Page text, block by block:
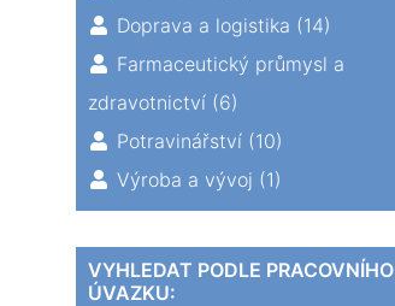
Doprava a logistika (14)
Farmaceutický průmysl a
zdravotnictví (6)
Potravinářství (10)
Výroba a vývoj (1)
VYHLEDAT PODLE PRACOVNÍHO
ÚVAZKU: